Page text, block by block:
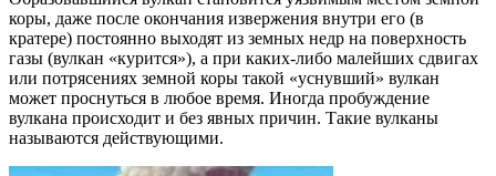
коры, даже после окончания извержения внутри его (в
кратере) постоянно выходят из земных недр на поверхность
газы (вулкан «курится»), а при каких-либо малейших сдвигах
или потрясениях земной коры такой «уснувший» вулкан
может проснуться в любое время. Иногда пробуждение
вулкана происходит и без явных причин. Такие вулканы
называются действующими.